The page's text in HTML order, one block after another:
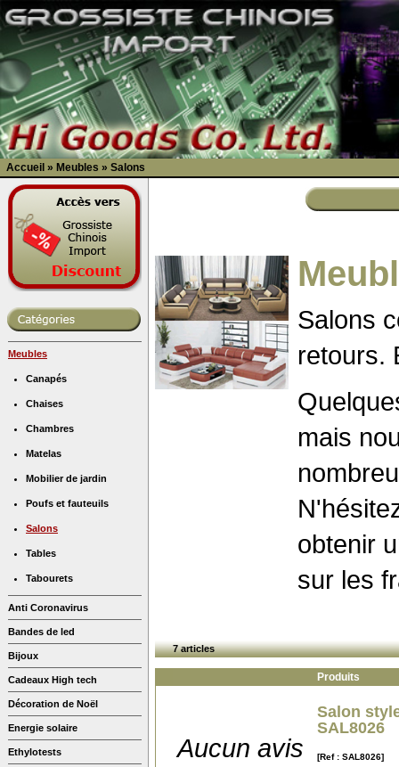
Accueil » Meubles » Salons
Meubles
Canapés
Chaises
Chambres
Matelas
Mobilier de jardin
Poufs et fauteuils
Salons
Tables
Tabourets
Anti Coronavirus
Bandes de led
Bijoux
Cadeaux High tech
Décoration de Noël
Energie solaire
Ethylotests
Salons
retours.
mais
obtenir
sur les
7 articles
Produits
Aucun avis
Salon
SAL8026
[Ref : SAL8026]